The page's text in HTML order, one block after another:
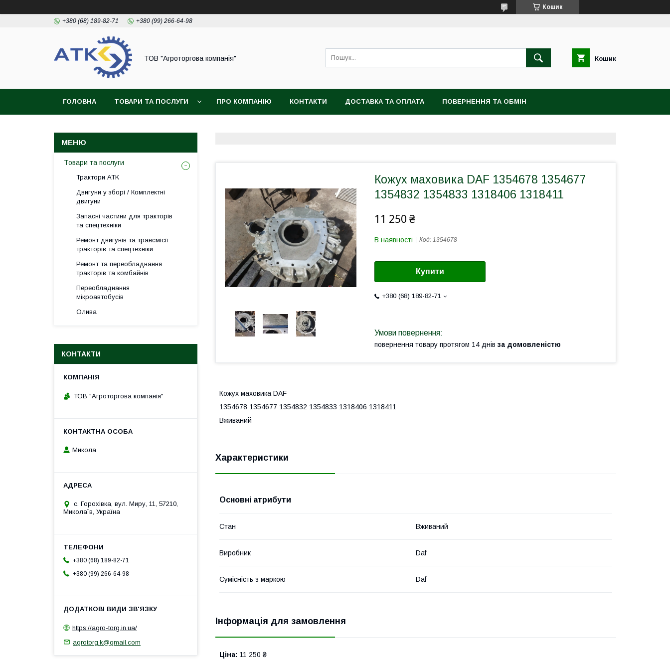
Кошик
+380 (68) 189-82-71 +380 (99) 266-64-98
ТОВ "Агроторгова компанія" Кошик
ГОЛОВНА ТОВАРИ ТА ПОСЛУГИ ПРО КОМПАНІЮ КОНТАКТИ ДОСТАВКА ТА ОПЛАТА ПОВЕРНЕННЯ ТА ОБМІН
Кожух маховика DAF 1354678 1354677
1354832 1354833 1318406 1318411
11 250 ₴
В наявності Код: 1354678
Купити
+380 (68) 189-82-71
повернення товару протягом 14 днів за домовленістю
Кожух маховика DAF
1354678 1354677 1354832 1354833 1318406 1318411
Вживаний
Характеристики
Основні атрибути
Стан Вживаний
Виробник Daf
Сумісність з маркою Daf
Інформація для замовлення
Ціна: 11 250 ₴
Товари та послуги
Трактори ATK
Двигуни у зборі / Комплектні
двигуни
Запасні частини для тракторів
та спецтехніки
Ремонт двигунів та трансмісії
тракторів та спецтехніки
Ремонт та переобладнання
тракторів та комбайнів
Переобладнання
мікроавтобусів
Олива
КОНТАКТИ
ТОВ "Агроторгова компанія"
Микола
с. Горохівка, вул. Миру, 11, 57210,
Миколаїв, Україна
+380 (68) 189-82-71
+380 (99) 266-64-98
https://agro-torg.in.ua/
agrotorg.k@gmail.com